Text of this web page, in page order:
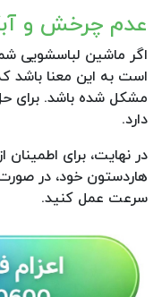
عدم چرخش و
اگر ماشین لباسشویی
است به این معنا
مشکل شده باشد. برای
دارد.
در نهایت، برای
هاردستون خود، در
سرعت عمل کنید.